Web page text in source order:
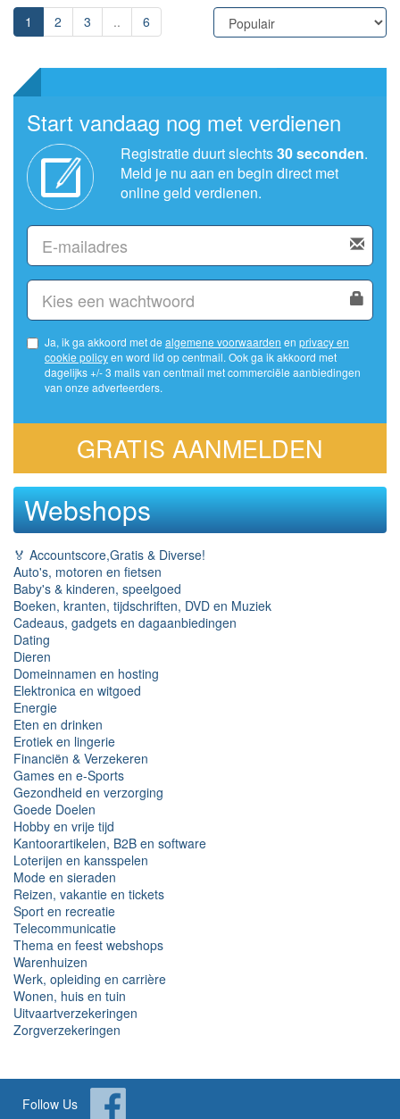
1 2 3 .. 6
Start vandaag nog met verdienen
Registratie duurt slechts30 seconden.
Meld je nu aan en begin direct met
online geld verdienen.
Ja, ik ga akkoord met de algemene voorwaarden en privacy en
cookie policy
dagelijks +/- 3 mails van centmail met commerciële aanbiedingen
van onze adverteerders.
GRATIS AANMELDEN
Webshops
🏅 Accountscore,Gratis & Diverse!
Auto's, motoren en fietsen
Baby's & kinderen, speelgoed
Boeken, kranten, tijdschriften, DVD en Muziek
Cadeaus, gadgets en dagaanbiedingen
Dating
Dieren
Domeinnamen en hosting
Elektronica en witgoed
Energie
Eten en drinken
Erotiek en lingerie
Financiën & Verzekeren
Games en e-Sports
Gezondheid en verzorging
Goede Doelen
Hobby en vrije tijd
Kantoorartikelen, B2B en software
Loterijen en kansspelen
Mode en sieraden
Reizen, vakantie en tickets
Sport en recreatie
Telecommunicatie
Thema en feest webshops
Warenhuizen
Werk, opleiding en carrière
Wonen, huis en tuin
Uitvaartverzekeringen
Zorgverzekeringen
Follow Us